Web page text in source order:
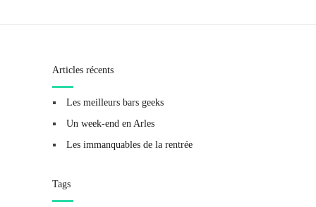
Articles récents
Les meilleurs bars geeks
Un week-end en Arles
Les immanquables de la rentrée
Tags